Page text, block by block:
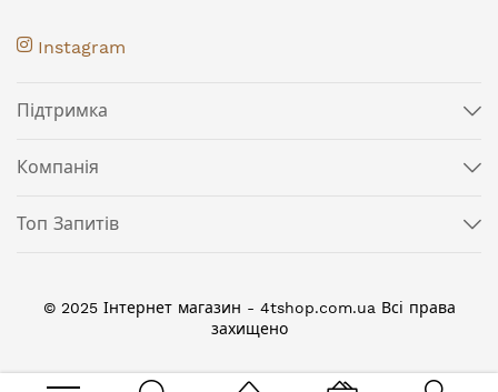
Instagram
Підтримка
Компанія
Топ Запитів
© 2025 Інтернет магазин - 4tshop.com.ua Всі права
захищено